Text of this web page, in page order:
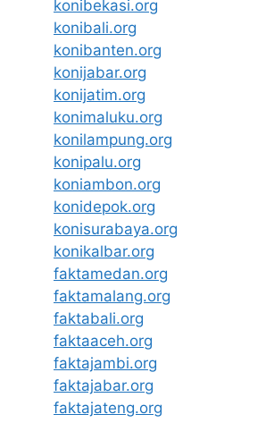
konibekasi.org
konibali.org
konibanten.org
konijabar.org
konijatim.org
konimaluku.org
konilampung.org
konipalu.org
koniambon.org
konidepok.org
konisurabaya.org
konikalbar.org
faktamedan.org
faktamalang.org
faktabali.org
faktaaceh.org
faktajambi.org
faktajabar.org
faktajateng.org